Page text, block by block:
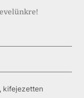
kifejezetten